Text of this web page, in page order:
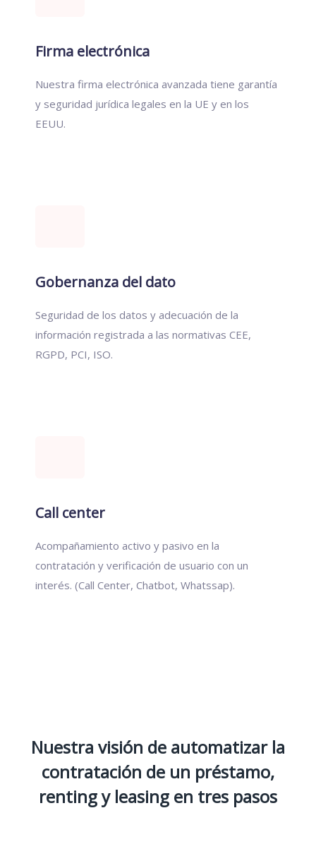
Firma electrónica
Nuestra firma electrónica avanzada tiene garantía
y seguridad jurídica legales en la UE y en los
EEUU.
Gobernanza del dato
Seguridad de los datos y adecuación de la
información registrada a las normativas CEE,
RGPD, PCI, ISO.
Call center
Acompañamiento activo y pasivo en la
contratación y verificación de usuario con un
interés. (Call Center, Chatbot, Whatssap).
Nuestra visión de automatizar la
contratación de un préstamo,
renting y leasing en tres pasos